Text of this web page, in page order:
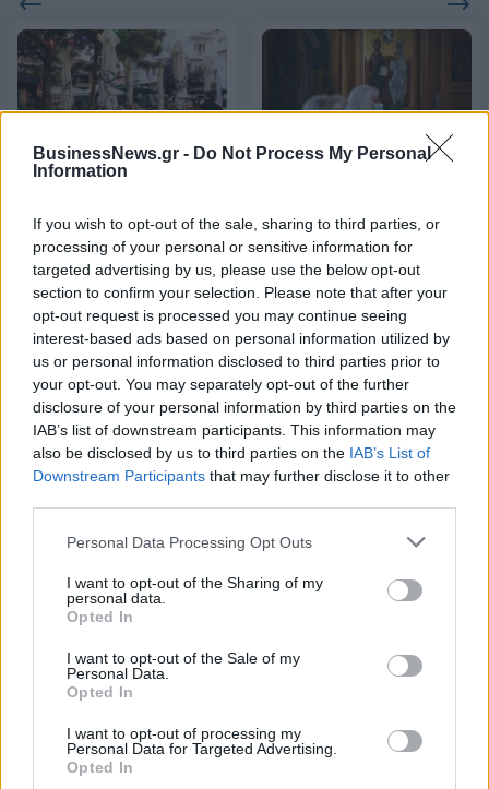
BusinessNews.gr - Do Not Process My Personal
Information
If you wish to opt-out of the sale, sharing to third parties, or
processing of your personal or sensitive information for
targeted advertising by us, please use the below opt-out
section to confirm your selection. Please note that after your
opt-out request is processed you may continue seeing
interest-based ads based on personal information utilized by
us or personal information disclosed to third parties prior to
your opt-out. You may separately opt-out of the further
disclosure of your personal information by third parties on the
IAB’s list of downstream participants. This information may
also be disclosed by us to third parties on the IAB’s List of
Downstream Participants that may further disclose it to other
Personal Data Processing Opt Outs
I want to opt-out of the Sharing of my
personal data.
Opted In
I want to opt-out of the Sale of my
Personal Data.
Opted In
I want to opt-out of processing my
Personal Data for Targeted Advertising.
Opted In
Υποχρεωτικός
εστίαση - Ποια
επαγγέλματα ακολουθούν
25/07/2021 - 16:57
Ιερά Σύνοδος:
τον εμβολιασμό
25/07/2021 - 17:08
ΡΟΗ ΕΙΔΗΣΕΩΝ
Κορυφώνεται η έξοδος του Αυγούστου – Πάνω από
56.000 επιβάτες αναχωρούν σήμερα από τα
08/08/2026 - 14:30 ΕΛΛΑΔΑ